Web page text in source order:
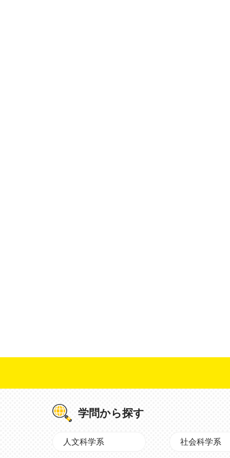
学問から探す
人文科学系 社会科学系